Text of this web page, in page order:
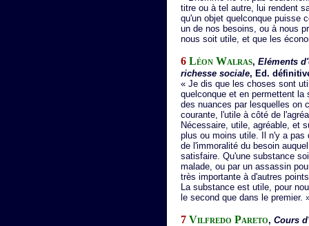
titre ou à tel autre, lui rendent
qu'un objet quelconque puisse
un de nos besoins, ou à nous
nous soit utile, et que les
6 Léon Walras, Eléments
richesse sociale, Ed.
« Je dis que les choses sont
quelconque et en permettent
des nuances par lesquelles on
courante, l'utile à côté de
Nécessaire, utile, agréable, et
plus ou moins utile. Il n'y a pas
de l'immoralité du besoin
satisfaire. Qu'une substance
malade, ou par un assassin
très importante à d'autres
La substance est utile, pour
le second que dans le premier.
7 Vilfredo Pareto, Cours